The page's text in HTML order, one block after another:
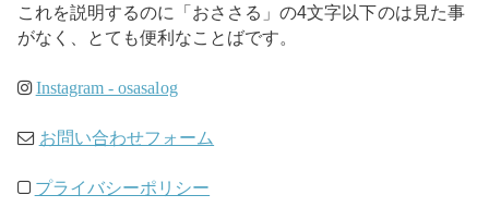
これを説明するのに「おささる」の4文字以下のは見た事
がなく、とても便利なことばです。
Instagram - osasalog
お問い合わせフォーム
プライバシーポリシー